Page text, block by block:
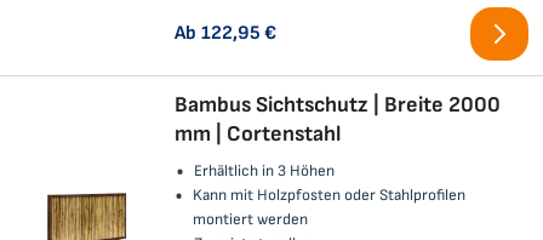
Ab 122,95 €
Bambus Sichtschutz | Breite 2000
mm | Cortenstahl
Erhältlich in 3 Höhen
Kann mit Holzpfosten oder Stahlprofilen
montiert werden